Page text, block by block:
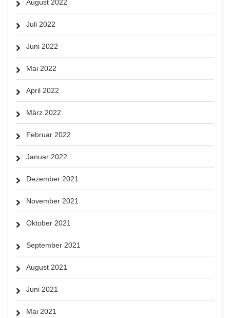
August 2022
Juli 2022
Juni 2022
Mai 2022
April 2022
März 2022
Februar 2022
Januar 2022
Dezember 2021
November 2021
Oktober 2021
September 2021
August 2021
Juni 2021
Mai 2021